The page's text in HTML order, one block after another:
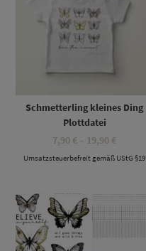
Schmetterling kleines Ding
Plottdatei
7,90 € – 19,90 €
bis
Umsatzsteuerbefreit gemäß UStG §19